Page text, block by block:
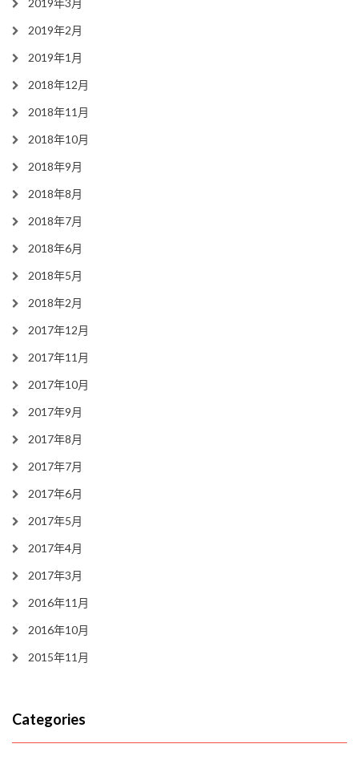
2019年3月
2019年2月
2019年1月
2018年12月
2018年11月
2018年10月
2018年9月
2018年8月
2018年7月
2018年6月
2018年5月
2018年2月
2017年12月
2017年11月
2017年10月
2017年9月
2017年8月
2017年7月
2017年6月
2017年5月
2017年4月
2017年3月
2016年11月
2016年10月
2015年11月
Categories